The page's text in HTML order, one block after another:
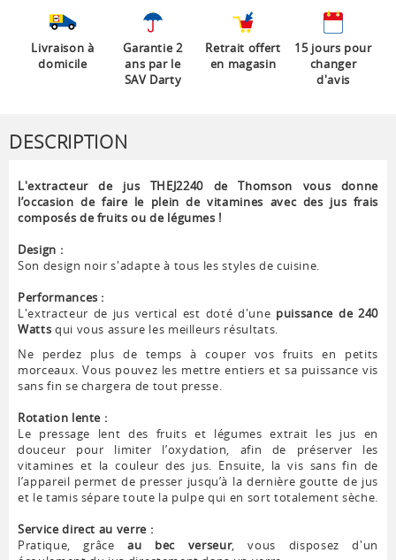
Livraison à
domicile
Garantie 2
ans par le
SAV Darty
Retrait offert
en magasin
15 jours pour
changer
d'avis
DESCRIPTION
L'extracteur de jus THEJ2240 de Thomson vous donne
l’occasion de faire le plein de vitamines avec des jus frais
composés de fruits ou de légumes !
Design :
Son design noir s'adapte à tous les styles de cuisine.
Performances :
L'extracteur de jus vertical est doté d'une puissance de 240
Watts qui vous assure les meilleurs résultats.
Ne perdez plus de temps à couper vos fruits en petits
morceaux. Vous pouvez les mettre entiers et sa puissance vis
sans fin se chargera de tout presse.
Rotation lente :
Le pressage lent des fruits et légumes extrait les jus en
douceur pour limiter l’oxydation, afin de préserver les
vitamines et la couleur des jus. Ensuite, la vis sans fin de
l’appareil permet de presser jusqu’à la dernière goutte de jus
et le tamis sépare toute la pulpe qui en sort totalement sèche.
Service direct au verre :
Pratique, grâceau bec verseur, vous disposez d'un